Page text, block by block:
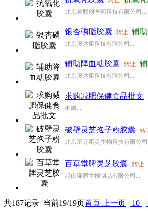
北京君联创医药科技有限公司...
银杏磷脂胶囊 转让 辅
北京奥达康科技有限公司...
辅助降血糖胶囊 转让
北京奥达康科技有限公司...
求购减肥保健食品批文
不限...
破壁灵芝孢子粉胶囊 转
北京富元康灵生物科技有限公
百草堂牌灵芝胶囊 转让
昆山隆腾生物制品有限公司...
共187记录 当前19/19页首页 上一页 10